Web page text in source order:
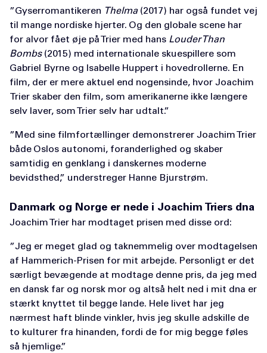
”Gyserromantikeren Thelma(2017) har også fundet vej
til mange nordiske hjerter. Og den globale scene har
for alvor fået øje på Trier med hans Louder Than
Bombs(2015) med internationale skuespillere som
Gabriel Byrne og Isabelle Huppert i hovedrollerne. En
film, der er mere aktuel end nogensinde, hvor Joachim
Trier skaber den film, som amerikanerne ikke længere
selv laver, som Trier selv har udtalt.”
”Med sine filmfortællinger demonstrerer Joachim Trier
både Oslos autonomi, foranderlighed og skaber
samtidig en genklang i danskernes moderne
bevidsthed,” understreger Hanne Bjurstrøm.
Danmark og Norge er nede i Joachim Triers dna
Joachim Trier har modtaget prisen med disse ord:
”Jeg er meget glad og taknemmelig over modtagelsen
af Hammerich-Prisen for mit arbejde. Personligt er det
særligt bevægende at modtage denne pris, da jeg med
en dansk far og norsk mor og altså helt ned i mit dna er
stærkt knyttet til begge lande. Hele livet har jeg
nærmest haft blinde vinkler, hvis jeg skulle adskille de
to kulturer fra hinanden, fordi de for mig begge føles
så hjemlige.”